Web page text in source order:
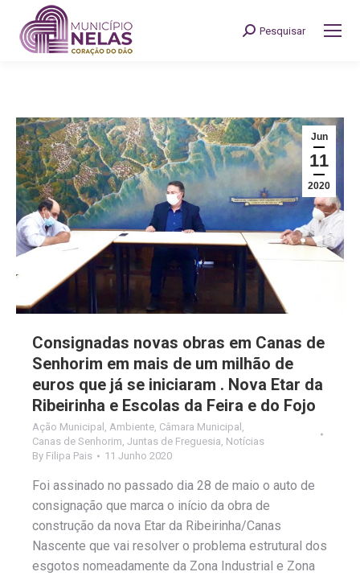
Search:
Pesquisar
Jun
11
2020
Consignadas novas obras em Canas de
Senhorim em mais de um milhão de
euros que já se iniciaram . Nova Etar da
Ribeirinha e Escolas da Feira e do Fojo
Ação Municipal , Ambiente, Câmara Municipal ,
Canas de Senhorim, Juntas de Freguesia, Notícias
By Filipa Pais 11 Junho 2020
Foi assinado no passado dia 28 de maio o auto de
consignação que marca o início da obra de
construção da nova Etar da Ribeirinha/Canas
Nascente que vai resolver o problema estrutural dos
esgotos nomeadamente da Zona Industrial e Zona